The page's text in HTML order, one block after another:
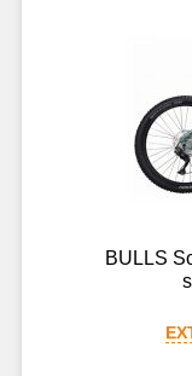
BULLS